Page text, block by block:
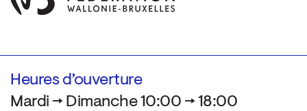
Heures d’ouverture
Mardi → Dimanche 10:00 → 18:00